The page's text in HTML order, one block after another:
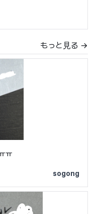
→
もっと見る →
ㅠ
sogong